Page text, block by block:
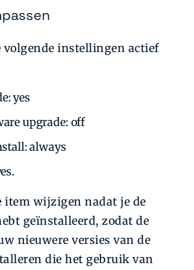
volgende instellingen actief
yes
upgrade: off
always
item wijzigen nadat je de
geïnstalleerd, zodat de
nieuwere versies van de
die het gebruik van